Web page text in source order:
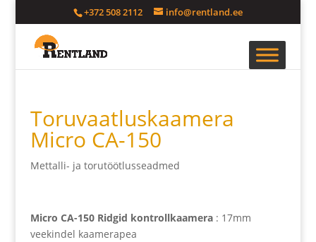
+372 508 2112 info@rentland.ee
Toruvaatluskaamera
Micro CA-150
Mettalli- ja torutöötlusseadmed
Micro CA-150 Ridgid kontrollkaamera: 17mm
veekindel kaamerapea